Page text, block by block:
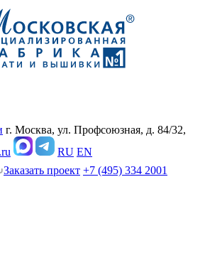
г. Москва, ул. Профсоюзная, д. 84/32,
RU EN
Заказать проект +7 (495) 334 2001